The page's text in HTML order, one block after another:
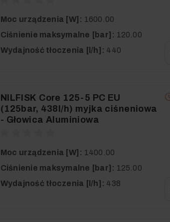
Moc urządzenia [W]: 1600.00
Ciśnienie maksymalne [bar]: 120.00
Wydajność tłoczenia [l/h]: 440
NILFISK Core 125-5 PC EU
(125bar, 438l/h) myjka ciśneniowa
- Głowica Aluminiowa
Moc urządzenia [W]: 1400.00
Ciśnienie maksymalne [bar]: 125.00
Wydajność tłoczenia [l/h]: 438